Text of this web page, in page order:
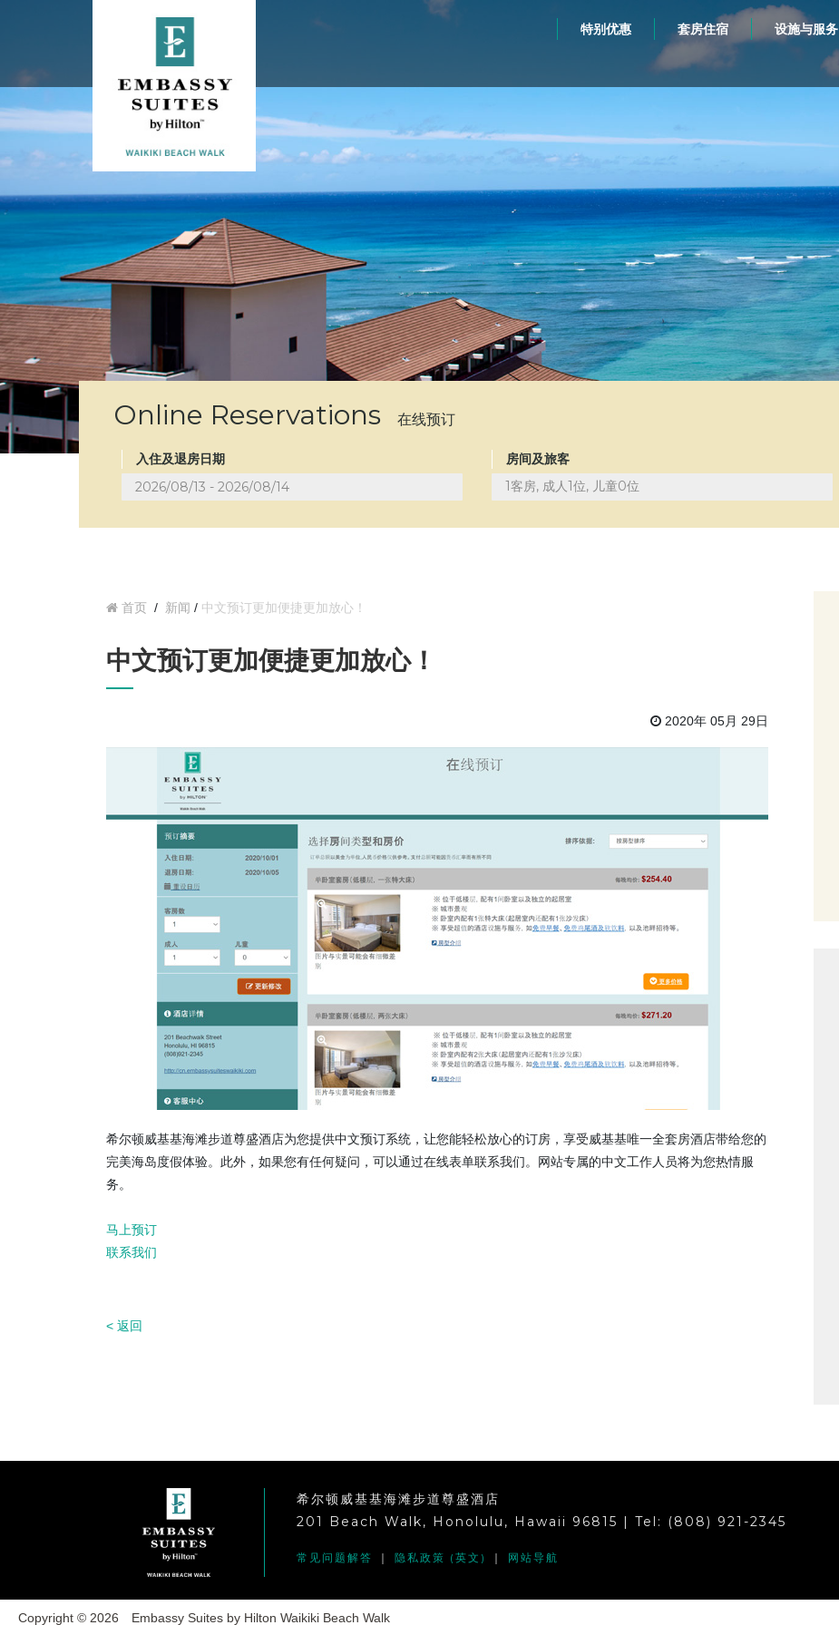
特别优惠 套房住宿 设施与服务
Online Reservations 在线预订
入住及退房日期
房间及旅客
1客房, 成人1位, 儿童0位
首页 / 新闻 / 中文预订更加便捷更加放心！
中文预订更加便捷更加放心！
2020年 05月 29日
希尔顿威基基海滩步道尊盛酒店为您提供中文预订系统，让您能轻松放心的订房，享受威基基唯一全套房酒店带给您的
完美海岛度假体验。此外，如果您有任何疑问，可以通过在线表单联系我们。网站专属的中文工作人员将为您热情服
务。
马上预订
联系我们
< 返回
希尔顿威基基海滩步道尊盛酒店
201 Beach Walk, Honolulu, Hawaii 96815 | Tel: (808) 921-2345
常见问题解答 ｜ 隐私政策 (英文) ｜ 网站导航
Copyright © 2026 Embassy Suites by Hilton Waikiki Beach Walk